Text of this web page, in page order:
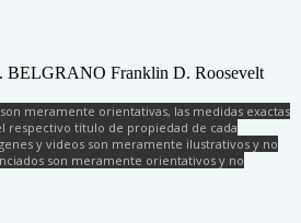
BELGRANO Franklin D. Roosevelt
meramente orientativas, las medidas exactas
respectivo título de propiedad de cada
y videos son meramente ilustrativos y no
son meramente orientativos y no